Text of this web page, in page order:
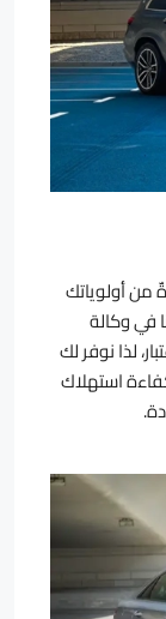
من أولوياتك
في وكالة
لذا نوفر لك
استهلاك